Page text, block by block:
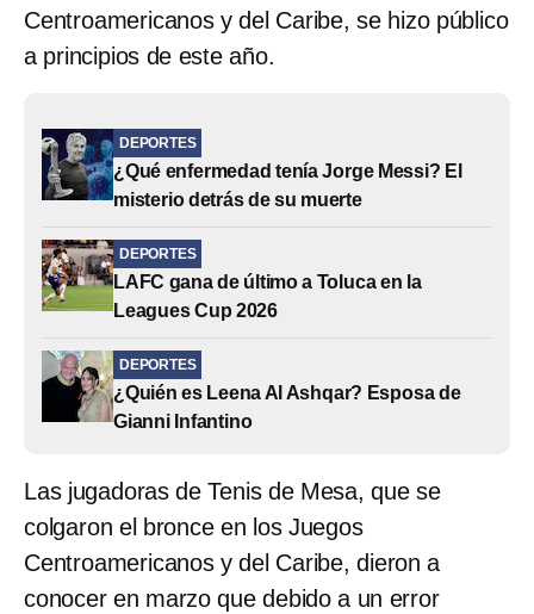
Centroamericanos y del Caribe, se hizo público
a principios de este año.
DEPORTES
¿Qué enfermedad tenía Jorge Messi? El
misterio detrás de su muerte
DEPORTES
LAFC gana de último a Toluca en la
Leagues Cup 2026
DEPORTES
¿Quién es Leena Al Ashqar? Esposa de
Gianni Infantino
Las jugadoras de Tenis de Mesa, que se
colgaron el bronce en los Juegos
Centroamericanos y del Caribe, dieron a
conocer en marzo que debido a un error